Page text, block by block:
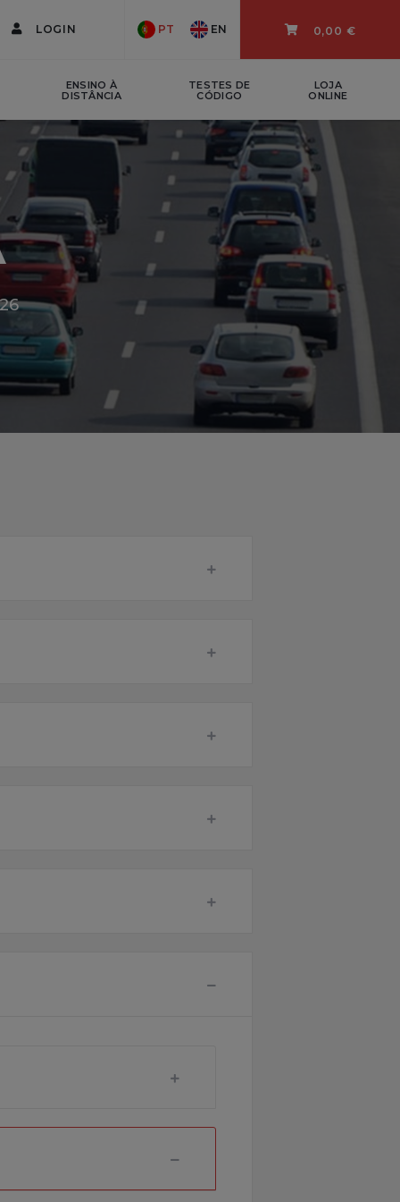
LOGIN PT EN 0,00 €
ENSINO À
DISTÂNCIA
TESTES DE
CÓDIGO
LOJA
ONLINE